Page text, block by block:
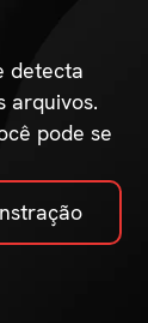
detecta
arquivos.
pode se